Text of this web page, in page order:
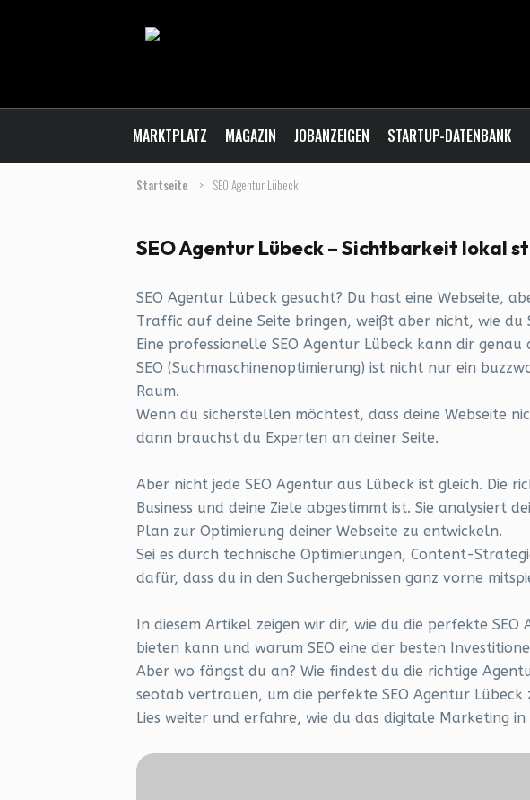
MARKTPLATZ MAGAZIN JOBANZEIGEN STARTUP-DATENBANK
Startseite > SEO Agentur Lübeck
SEO Agentur Lübeck – Sichtbarkeit lokal
SEO Agentur Lübeck gesucht? Du hast eine Webseite,
Traffic auf deine Seite bringen, weißt aber nicht, wie du
Eine professionelle SEO Agentur Lübeck kann dir genau
SEO (Suchmaschinenoptimierung) ist nicht nur ein
Raum.
Wenn du sicherstellen möchtest, dass deine Webseite
dann brauchst du Experten an deiner Seite.
Aber nicht jede SEO Agentur aus Lübeck ist gleich. Die
Business und deine Ziele abgestimmt ist. Sie analysiert
Plan zur Optimierung deiner Webseite zu entwickeln.
Sei es durch technische Optimierungen, Content-
dafür, dass du in den Suchergebnissen ganz vorne
In diesem Artikel zeigen wir dir, wie du die perfekte
bieten kann und warum SEO eine der besten
Aber wo fängst du an? Wie findest du die richtige
seotab vertrauen, um die perfekte SEO Agentur Lübeck
Lies weiter und erfahre, wie du das digitale Marketing